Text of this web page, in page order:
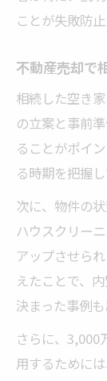
ことが失敗防
不動産売却で
相続した空き
の立案と事前
ることがポイ
る時期を把握
次に、物件の
ハウスクリー
アップさせら
えたことで、
決まった事例も
さらに、3,000
用するために